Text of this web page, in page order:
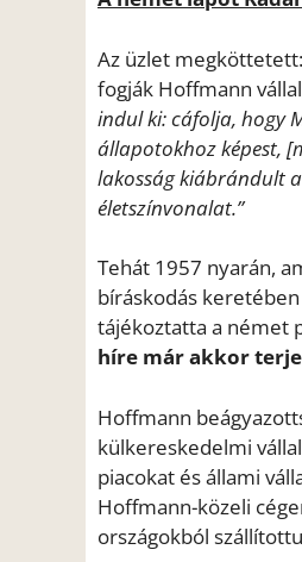
Az üzlet
fogják Hoffmann
indul ki: cáfolja, hogy
állapotokhoz képest,
lakosság kiábrándult
életszínvonalat.”
Tehát 1957 nyarán,
bíráskodás
tájékoztatta a német
híre már akkor
Hoffmann
külkereskedelmi
piacokat és állami
Hoffmann-közeli
országokból